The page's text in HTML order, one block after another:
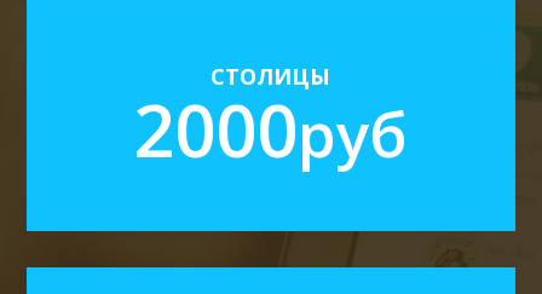
СТОЛИЦЫ
2000руб
Аренда, Продажа, Жилая, Коммерческая
3 рассылки в день